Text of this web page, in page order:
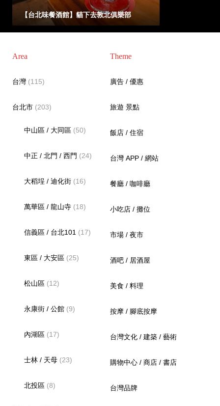
【台北味餐酒館】貓下去敦北俱樂部
Area
台灣(115)
台北市(203)
中山區 / 大同區 (50)
中正 / 北門 / 西門 (24)
大稻埕 / 迪化街 (16)
萬華區 / 龍山寺 (18)
信義區 / 台北101 (17)
東區 / 大安區 (25)
松山區 (12)
永康街 / 公館 (9)
內湖區 (17)
士林 / 天母 (23)
北投區 (8)
Theme
廣告 / 優惠
旅遊 景點
飯店 / 住宿
台灣 APP / 網站
餐廳 / 咖啡廳
小吃店 / 攤位
市場 / 夜市
酒吧 / 居酒屋
美食 / 料理
按摩 / 腳底按摩
台灣文化 / 建築 / 藝術
購物中心 / 商店 / 書店
台灣品牌